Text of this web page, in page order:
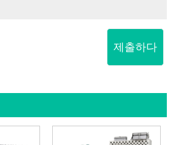
제출하다